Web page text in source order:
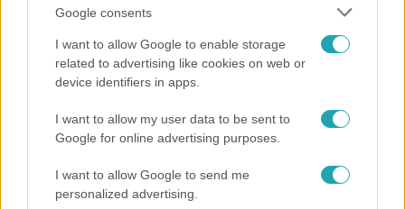
Google consents
I want to allow Google to enable storage
related to advertising like cookies on web or
device identifiers in apps.
I want to allow my user data to be sent to
Google for online advertising purposes.
I want to allow Google to send me
personalized advertising.
szakértő A legjobb ajánlat című műsorban
A legjobb ajánlat műsorvezetője, Sváby András munkáját
két szakember segíti: Ószeres Frici és Pándi Balázs is
több évtizede mozognak a műtárgyak világában.